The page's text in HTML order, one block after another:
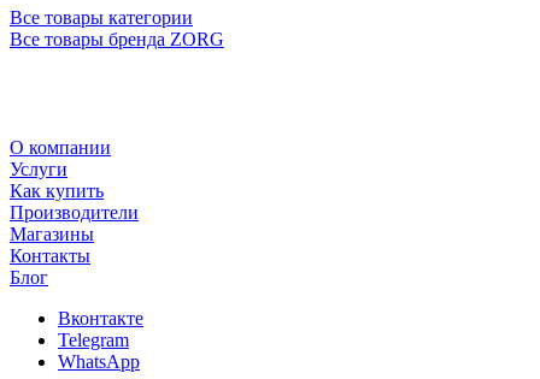
Все товары категории
Все товары бренда ZORG
О компании
Услуги
Как купить
Производители
Магазины
Контакты
Блог
Вконтакте
Telegram
WhatsApp